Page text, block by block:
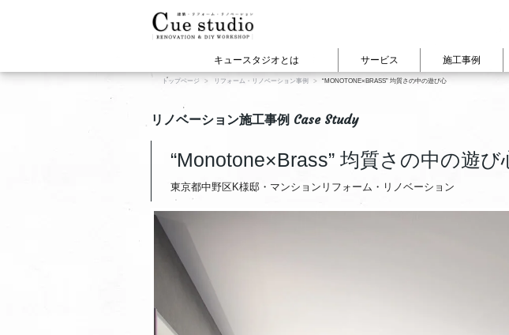
キュースタジオとは
View All
サービス
View All
施工事例
View All
マンションリノベーション
戸建てリノベーション
店舗オフィスリノベーション
新築・注文住宅
400万円台
500万円台
600万円台
View All
住まいコラム
リノベーショ
イベントレポー
cuestudioの会社概
company
トップページ リフォーム・リノベーション事例 “MONOTONE×BRASS” 均質さの中の遊び心​
リノベーション施工事例 Case Study
“Monotone×Brass” 均質さの中の遊び
東京都中野区K様邸・マンションリフォーム・リノベーション